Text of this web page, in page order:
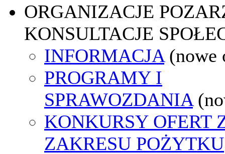
ORGANIZACJE
KONSULTACJE
INFORMACJA (nowe
PROGRAMY I
SPRAWOZDANIA
KONKURSY OFERT
ZAKRESU POŻYTKU